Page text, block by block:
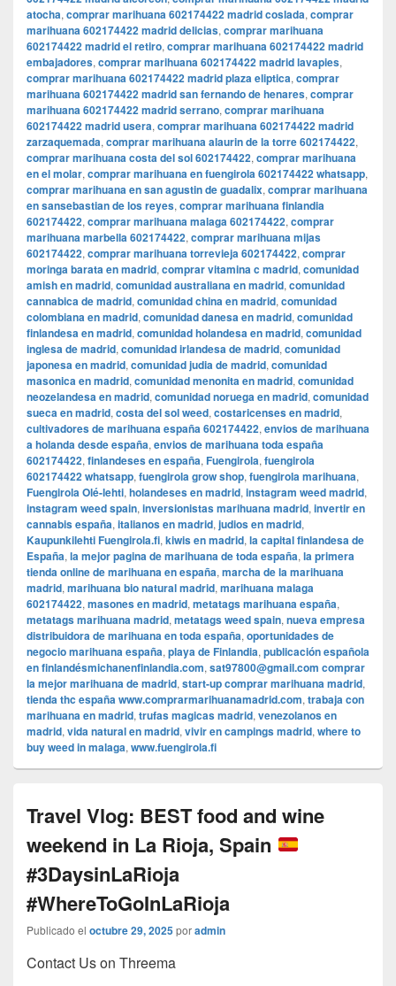
atocha, comprar marihuana 602174422 madrid coslada, comprar
marihuana 602174422 madrid delicias, comprar marihuana
602174422 madrid el retiro, comprar marihuana 602174422 madrid
embajadores, comprar marihuana 602174422 madrid lavapies,
comprar marihuana 602174422 madrid plaza eliptica, comprar
marihuana 602174422 madrid san fernando de henares, comprar
marihuana 602174422 madrid serrano, comprar marihuana
602174422 madrid usera, comprar marihuana 602174422 madrid
zarzaquemada, comprar marihuana alaurin de la torre 602174422,
comprar marihuana costa del sol 602174422, comprar marihuana
en el molar, comprar marihuana en fuengirola 602174422 whatsapp,
comprar marihuana en san agustin de guadalix, comprar marihuana
en sansebastian de los reyes, comprar marihuana finlandia
602174422, comprar marihuana malaga 602174422, comprar
marihuana marbella 602174422, comprar marihuana mijas
602174422, comprar marihuana torrevieja 602174422, comprar
moringa barata en madrid, comprar vitamina c madrid, comunidad
amish en madrid, comunidad australiana en madrid, comunidad
cannabica de madrid, comunidad china en madrid, comunidad
colombiana en madrid, comunidad danesa en madrid, comunidad
finlandesa en madrid, comunidad holandesa en madrid, comunidad
inglesa de madrid, comunidad irlandesa de madrid, comunidad
japonesa en madrid, comunidad judia de madrid, comunidad
masonica en madrid, comunidad menonita en madrid, comunidad
neozelandesa en madrid, comunidad noruega en madrid, comunidad
sueca en madrid, costa del sol weed, costaricenses en madrid,
cultivadores de marihuana españa 602174422, envios de marihuana
a holanda desde españa, envios de marihuana toda españa
602174422, finlandeses en españa, Fuengirola, fuengirola
602174422 whatsapp, fuengirola grow shop, fuengirola marihuana,
Fuengirola Olé-lehti, holandeses en madrid, instagram weed madrid,
instagram weed spain, inversionistas marihuana madrid, invertir en
cannabis españa, italianos en madrid, judios en madrid,
Kaupunkilehti Fuengirola.fi, kiwis en madrid, la capital finlandesa de
España, la mejor pagina de marihuana de toda españa, la primera
tienda online de marihuana en españa, marcha de la marihuana
madrid, marihuana bio natural madrid, marihuana malaga
602174422, masones en madrid, metatags marihuana españa,
metatags marihuana madrid, metatags weed spain, nueva empresa
distribuidora de marihuana en toda españa, oportunidades de
negocio marihuana españa, playa de Finlandia, publicación española
en finlandésmichanenfinlandia.com, sat97800@gmail.com comprar
la mejor marihuana de madrid, start-up comprar marihuana madrid,
tienda thc españa www.comprarmarihuanamadrid.com, trabaja con
marihuana en madrid, trufas magicas madrid, venezolanos en
madrid, vida natural en madrid, vivir en campings madrid, where to
buy weed in malaga, www.fuengirola.fi
Travel Vlog: BEST food and wine
weekend in La Rioja, Spain
#3DaysinLaRioja
#WhereToGoInLaRioja
Publicado el octubre 29, 2025poradmin
Contact Us on Threema